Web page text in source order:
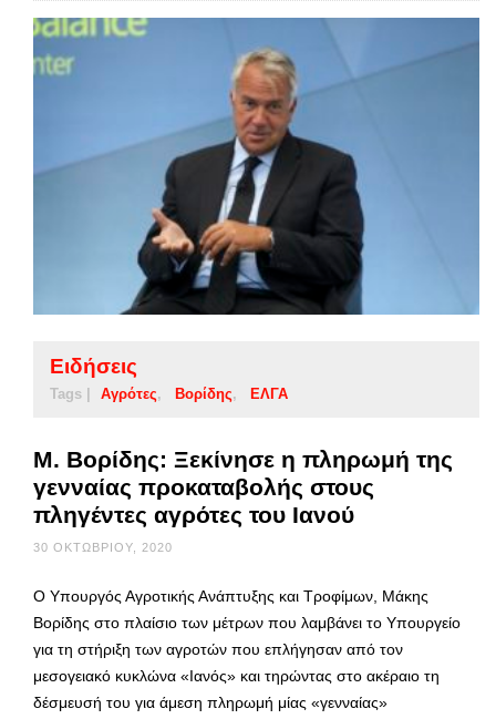
Ειδήσεις
Tags | Αγρότες Βορίδης ΕΛΓΑ
Μ. Βορίδης: Ξεκίνησε η πληρωμή της
γενναίας προκαταβολής στους
πληγέντες αγρότες του Ιανού
30 ΟΚΤΩΒΡΊΟΥ, 2020
O Υπουργός Αγροτικής Ανάπτυξης και Τροφίμων, Μάκης
Βορίδης στο πλαίσιο των μέτρων που λαμβάνει το Υπουργείο
για τη στήριξη των αγροτών που επλήγησαν από τον
μεσογειακό κυκλώνα «Ιανός» και τηρώντας στο ακέραιο τη
δέσμευσή του για άμεση πληρωμή μίας «γενναίας»